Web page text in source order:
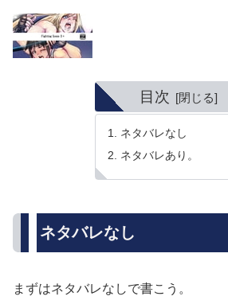
目次
ネタバレなし
ネタバレあり。
ネタバレなし
まずはネタバレなしで書こう。